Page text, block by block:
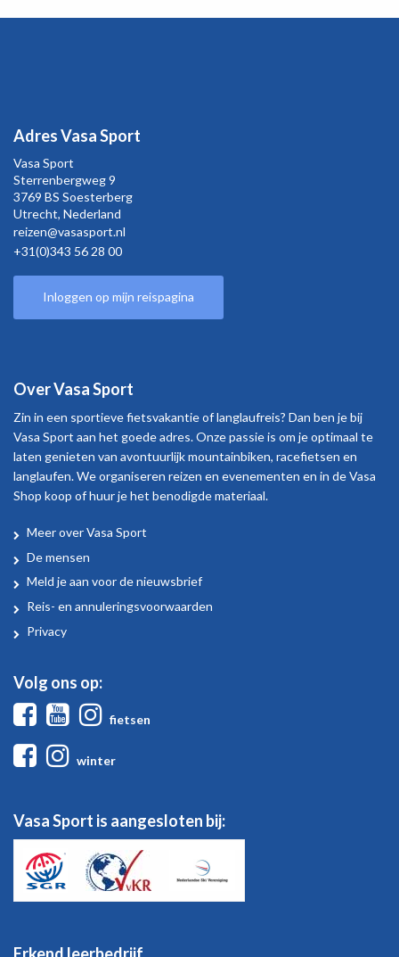
Adres Vasa Sport
Vasa Sport
Sterrenbergweg9
3769 BS Soesterberg
Utrecht, Nederland
reizen@vasasport.nl
+31(0)343 56 28 00
Inloggen op mijn reispagina
Over Vasa Sport
Zin in een sportieve fietsvakantie of langlaufreis? Dan ben je bij
Vasa Sport aan het goede adres. Onze passie is om je optimaal te
laten genieten van avontuurlijk mountainbiken, racefietsen en
langlaufen. We organiseren reizen en evenementen en in de Vasa
Shop koop of huur je het benodigde materiaal.
Over
Vasa
Sport
Meer over Vasa Sport
De mensen
Meld je aan voor de nieuwsbrief
Reis- en annuleringsvoorwaarden
Privacy
Volg ons op:
FacebookYoutube
fietsen
Facebook
winter
Vasa Sport is aangesloten bij: